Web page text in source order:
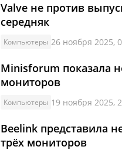
Valve не против
середняк
Компьютеры 26 ноября 2025,
Minisforum показала
мониторов
Компьютеры 19 ноября 2025,
Beelink представила
трёх мониторов